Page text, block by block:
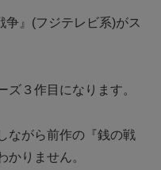
』(フジテレビ系)がス
３作目になります。
ながら前作の『銭の戦
かりません。